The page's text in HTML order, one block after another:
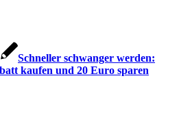
Schnel­ler schwan­ger wer­den:
kau­fen und 20 Euro spa­ren